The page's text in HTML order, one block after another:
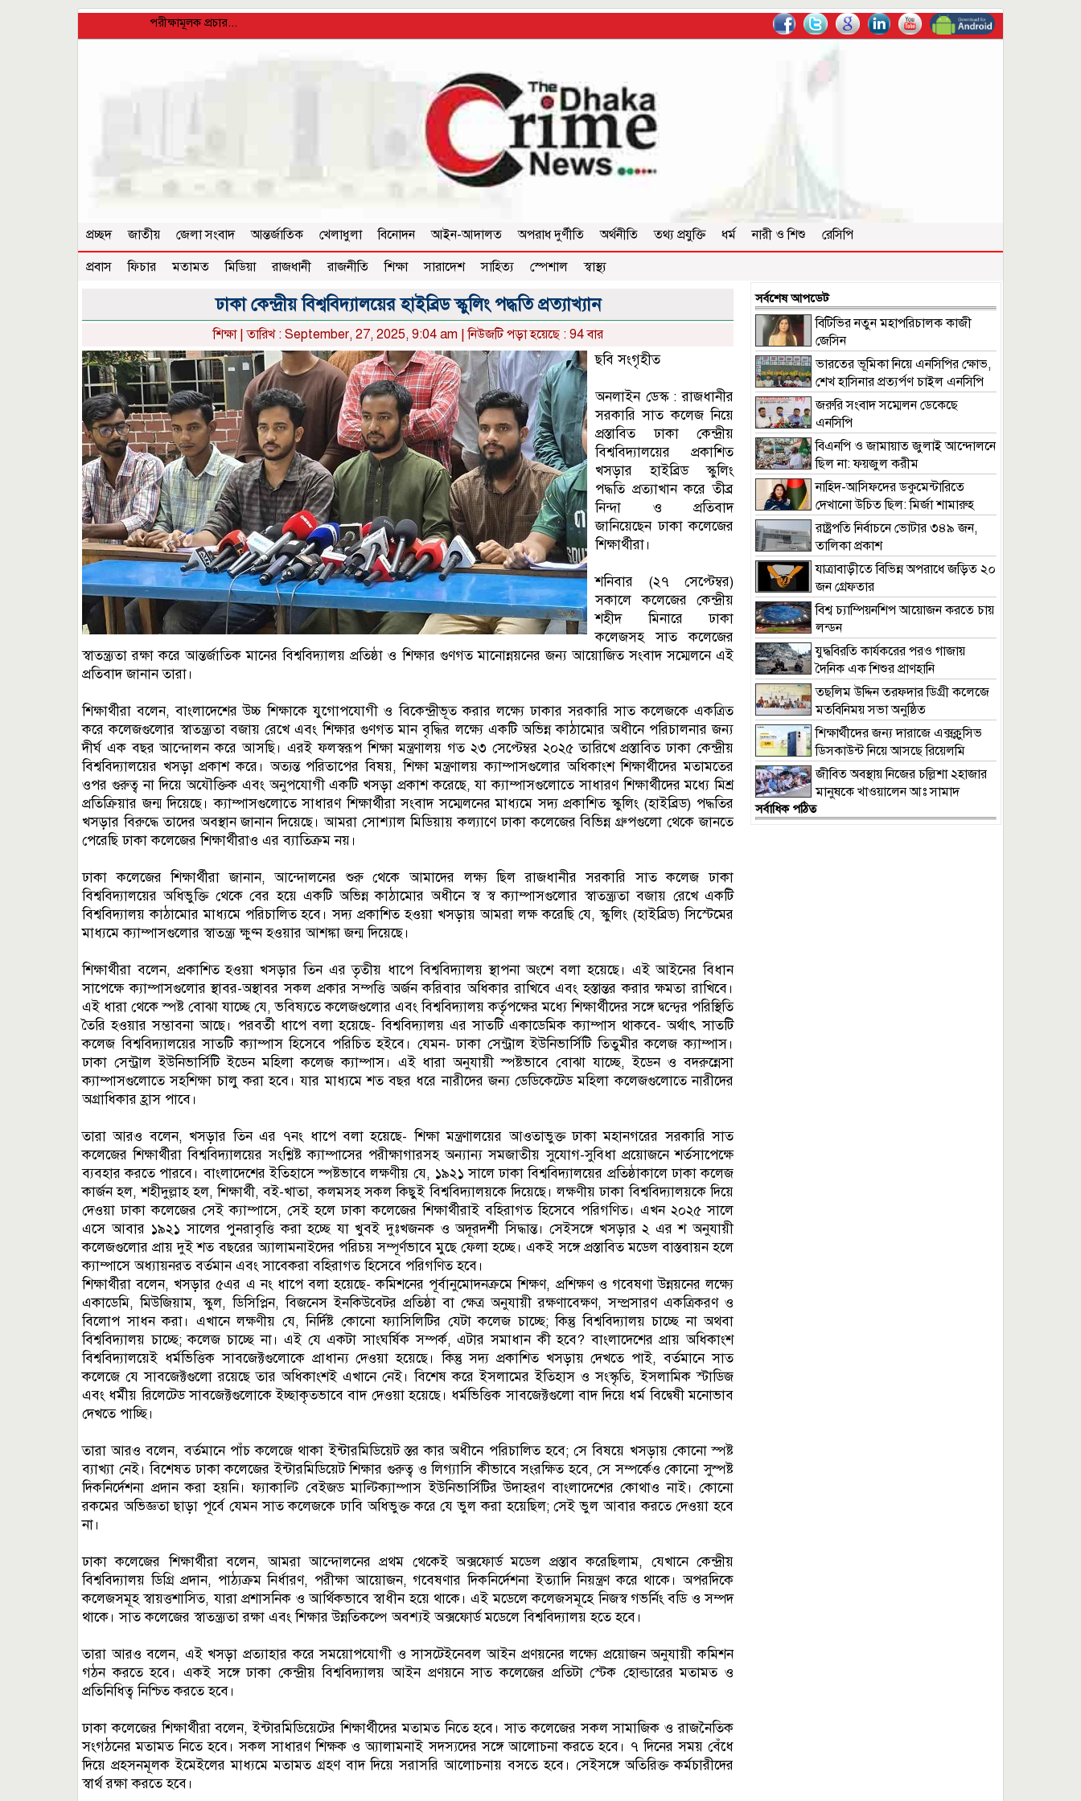
পরীক্ষামূলক প্রচার...
প্রচ্ছদ জাতীয় জেলা সংবাদ আন্তর্জাতিক খেলাধুলা বিনোদন আইন-আদালত অপরাধ দুর্ণীতি অর্থনীতি তথ্য প্রযুক্তি ধর্ম নারী ও শিশু
রেসিপি
প্রবাস
ফিচার মতামত মিডিয়া রাজধানী রাজনীতি শিক্ষা সারাদেশ সাহিত্য স্পেশাল স্বাস্থ্য
ঢাকা কেন্দ্রীয় বিশ্ববিদ্যালয়ের হাইব্রিড স্কুলিং পদ্ধতি প্রত্যাখ্যান
শিক্ষা| তারিখ : September, 27, 2025, 9:04 am | নিউজটি পড়া হয়েছে : 94 বার
ছবি সংগৃহীত
অনলাইন ডেস্ক : রাজধানীর
সরকারি সাত কলেজ নিয়ে
প্রস্তাবিত ঢাকা কেন্দ্রীয়
বিশ্ববিদ্যালয়ের প্রকাশিত
খসড়ার হাইব্রিড স্কুলিং
পদ্ধতি প্রত্যাখান করে তীব্র
নিন্দা ও প্রতিবাদ
জানিয়েছেন ঢাকা কলেজের
শিক্ষার্থীরা।
শনিবার (২৭ সেপ্টেম্বর)
সকালে কলেজের কেন্দ্রীয়
শহীদ মিনারে ঢাকা
কলেজসহ সাত কলেজের
স্বাতন্ত্র্যতা রক্ষা করে আন্তর্জাতিক মানের বিশ্ববিদ্যালয় প্রতিষ্ঠা ও শিক্ষার গুণগত মানোন্নয়নের জন্য আয়োজিত সংবাদ সম্মেলনে এই
প্রতিবাদ জানান তারা।
শিক্ষার্থীরা বলেন, বাংলাদেশের উচ্চ শিক্ষাকে যুগোপযোগী ও বিকেন্দ্রীভূত করার লক্ষ্যে ঢাকার সরকারি সাত কলেজকে একত্রিত
করে কলেজগুলোর স্বাতন্ত্র্যতা বজায় রেখে এবং শিক্ষার গুণগত মান বৃদ্ধির লক্ষ্যে একটি অভিন্ন কাঠামোর অধীনে পরিচালনার জন্য
দীর্ঘ এক বছর আন্দোলন করে আসছি। এরই ফলস্বরূপ শিক্ষা মন্ত্রণালয় গত ২৩ সেপ্টেম্বর ২০২৫ তারিখে প্রস্তাবিত ঢাকা কেন্দ্রীয়
বিশ্ববিদ্যালয়ের খসড়া প্রকাশ করে। অত্যন্ত পরিতাপের বিষয়, শিক্ষা মন্ত্রণালয় ক্যাম্পাসগুলোর অধিকাংশ শিক্ষার্থীদের মতামতের
ওপর গুরুত্ব না দিয়ে অযৌক্তিক এবং অনুপযোগী একটি খসড়া প্রকাশ করেছে, যা ক্যাম্পাসগুলোতে সাধারণ শিক্ষার্থীদের মধ্যে মিশ্র
প্রতিক্রিয়ার জন্ম দিয়েছে। ক্যাম্পাসগুলোতে সাধারণ শিক্ষার্থীরা সংবাদ সম্মেলনের মাধ্যমে সদ্য প্রকাশিত স্কুলিং (হাইব্রিড) পদ্ধতির
খসড়ার বিরুদ্ধে তাদের অবস্থান জানান দিয়েছে। আমরা সোশ্যাল মিডিয়ায় কল্যাণে ঢাকা কলেজের বিভিন্ন গ্রুপগুলো থেকে জানতে
পেরেছি ঢাকা কলেজের শিক্ষার্থীরাও এর ব্যাতিক্রম নয়।
ঢাকা কলেজের শিক্ষার্থীরা জানান, আন্দোলনের শুরু থেকে আমাদের লক্ষ্য ছিল রাজধানীর সরকারি সাত কলেজ ঢাকা
বিশ্ববিদ্যালয়ের অধিভুক্তি থেকে বের হয়ে একটি অভিন্ন কাঠামোর অধীনে স্ব স্ব ক্যাম্পাসগুলোর স্বাতন্ত্র্যতা বজায় রেখে একটি
বিশ্ববিদ্যালয় কাঠামোর মাধ্যমে পরিচালিত হবে। সদ্য প্রকাশিত হওয়া খসড়ায় আমরা লক্ষ করেছি যে, স্কুলিং (হাইব্রিড) সিস্টেমের
মাধ্যমে ক্যাম্পাসগুলোর স্বাতন্ত্র্য ক্ষুণ্ন হওয়ার আশঙ্কা জন্ম দিয়েছে।
শিক্ষার্থীরা বলেন, প্রকাশিত হওয়া খসড়ার তিন এর তৃতীয় ধাপে বিশ্ববিদ্যালয় স্থাপনা অংশে বলা হয়েছে। এই আইনের বিধান
সাপেক্ষে ক্যাম্পাসগুলোর স্থাবর-অস্থাবর সকল প্রকার সম্পত্তি অর্জন করিবার অধিকার রাখিবে এবং হস্তান্তর করার ক্ষমতা রাখিবে।
এই ধারা থেকে স্পষ্ট বোঝা যাচ্ছে যে, ভবিষ্যতে কলেজগুলোর এবং বিশ্ববিদ্যালয় কর্তৃপক্ষের মধ্যে শিক্ষার্থীদের সঙ্গে দ্বন্দ্বের পরিস্থিতি
তৈরি হওয়ার সম্ভাবনা আছে। পরবর্তী ধাপে বলা হয়েছে- বিশ্ববিদ্যালয় এর সাতটি একাডেমিক ক্যাম্পাস থাকবে- অর্থাৎ সাতটি
কলেজ বিশ্ববিদ্যালয়ের সাতটি ক্যাম্পাস হিসেবে পরিচিত হইবে। যেমন- ঢাকা সেন্ট্রাল ইউনিভার্সিটি তিতুমীর কলেজ ক্যাম্পাস।
ঢাকা সেন্ট্রাল ইউনিভার্সিটি ইডেন মহিলা কলেজ ক্যাম্পাস। এই ধারা অনুযায়ী স্পষ্টভাবে বোঝা যাচ্ছে, ইডেন ও বদরুন্নেসা
ক্যাম্পাসগুলোতে সহশিক্ষা চালু করা হবে। যার মাধ্যমে শত বছর ধরে নারীদের জন্য ডেডিকেটেড মহিলা কলেজগুলোতে নারীদের
অগ্রাধিকার হ্রাস পাবে।
তারা আরও বলেন, খসড়ার তিন এর ৭নং ধাপে বলা হয়েছে- শিক্ষা মন্ত্রণালয়ের আওতাভুক্ত ঢাকা মহানগরের সরকারি সাত
কলেজের শিক্ষার্থীরা বিশ্ববিদ্যালয়ের সংশ্লিষ্ট ক্যাম্পাসের পরীক্ষাগারসহ অন্যান্য সমজাতীয় সুযোগ-সুবিধা প্রয়োজনে শর্তসাপেক্ষে
ব্যবহার করতে পারবে। বাংলাদেশের ইতিহাসে স্পষ্টভাবে লক্ষণীয় যে, ১৯২১ সালে ঢাকা বিশ্ববিদ্যালয়ের প্রতিষ্ঠাকালে ঢাকা কলেজ
কার্জন হল, শহীদুল্লাহ হল, শিক্ষার্থী, বই-খাতা, কলমসহ সকল কিছুই বিশ্ববিদ্যালয়কে দিয়েছে। লক্ষণীয় ঢাকা বিশ্ববিদ্যালয়কে দিয়ে
দেওয়া ঢাকা কলেজের সেই ক্যাম্পাসে, সেই হলে ঢাকা কলেজের শিক্ষার্থীরাই বহিরাগত হিসেবে পরিগণিত। এখন ২০২৫ সালে
এসে আবার ১৯২১ সালের পুনরাবৃত্তি করা হচ্ছে যা খুবই দুঃখজনক ও অদূরদর্শী সিদ্ধান্ত। সেইসঙ্গে খসড়ার ২ এর শ অনুযায়ী
কলেজগুলোর প্রায় দুই শত বছরের অ্যালামনাইদের পরিচয় সম্পূর্ণভাবে মুছে ফেলা হচ্ছে। একই সঙ্গে প্রস্তাবিত মডেল বাস্তবায়ন হলে
ক্যাম্পাসে অধ্যায়নরত বর্তমান এবং সাবেকরা বহিরাগত হিসেবে পরিগণিত হবে।
শিক্ষার্থীরা বলেন, খসড়ার ৫এর এ নং ধাপে বলা হয়েছে- কমিশনের পূর্বানুমোদনক্রমে শিক্ষণ, প্রশিক্ষণ ও গবেষণা উন্নয়নের লক্ষ্যে
একাডেমি, মিউজিয়াম, স্কুল, ডিসিপ্লিন, বিজনেস ইনকিউবেটর প্রতিষ্ঠা বা ক্ষেত্র অনুযায়ী রক্ষণাবেক্ষণ, সম্প্রসারণ একত্রিকরণ ও
বিলোপ সাধন করা। এখানে লক্ষণীয় যে, নির্দিষ্ট কোনো ফ্যাসিলিটির যেটা কলেজ চাচ্ছে; কিন্তু বিশ্ববিদ্যালয় চাচ্ছে না অথবা
বিশ্ববিদ্যালয় চাচ্ছে; কলেজ চাচ্ছে না। এই যে একটা সাংঘর্ষিক সম্পর্ক, এটার সমাধান কী হবে? বাংলাদেশের প্রায় অধিকাংশ
বিশ্ববিদ্যালয়েই ধর্মভিত্তিক সাবজেক্টগুলোকে প্রাধান্য দেওয়া হয়েছে। কিন্তু সদ্য প্রকাশিত খসড়ায় দেখতে পাই, বর্তমানে সাত
কলেজে যে সাবজেক্টগুলো রয়েছে তার অধিকাংশই এখানে নেই। বিশেষ করে ইসলামের ইতিহাস ও সংস্কৃতি, ইসলামিক স্টাডিজ
এবং ধর্মীয় রিলেটেড সাবজেক্টগুলোকে ইচ্ছাকৃতভাবে বাদ দেওয়া হয়েছে। ধর্মভিত্তিক সাবজেক্টগুলো বাদ দিয়ে ধর্ম বিদ্বেষী মনোভাব
দেখতে পাচ্ছি।
তারা আরও বলেন, বর্তমানে পাঁচ কলেজে থাকা ইন্টারমিডিয়েট স্তর কার অধীনে পরিচালিত হবে; সে বিষয়ে খসড়ায় কোনো স্পষ্ট
ব্যাখ্যা নেই। বিশেষত ঢাকা কলেজের ইন্টারমিডিয়েট শিক্ষার গুরুত্ব ও লিগ্যাসি কীভাবে সংরক্ষিত হবে, সে সম্পর্কেও কোনো সুস্পষ্ট
দিকনির্দেশনা প্রদান করা হয়নি। ফ্যাকাল্টি বেইজড মাল্টিক্যাম্পাস ইউনিভার্সিটির উদাহরণ বাংলাদেশের কোথাও নাই। কোনো
রকমের অভিজ্ঞতা ছাড়া পূর্বে যেমন সাত কলেজকে ঢাবি অধিভুক্ত করে যে ভুল করা হয়েছিল; সেই ভুল আবার করতে দেওয়া হবে
না।
ঢাকা কলেজের শিক্ষার্থীরা বলেন, আমরা আন্দোলনের প্রথম থেকেই অক্সফোর্ড মডেল প্রস্তাব করেছিলাম, যেখানে কেন্দ্রীয়
বিশ্ববিদ্যালয় ডিগ্রি প্রদান, পাঠ্যক্রম নির্ধারণ, পরীক্ষা আয়োজন, গবেষণার দিকনির্দেশনা ইত্যাদি নিয়ন্ত্রণ করে থাকে। অপরদিকে
কলেজসমূহ স্বায়ত্তশাসিত, যারা প্রশাসনিক ও আর্থিকভাবে স্বাধীন হয়ে থাকে। এই মডেলে কলেজসমূহে নিজস্ব গভর্নিং বডি ও সম্পদ
থাকে। সাত কলেজের স্বাতন্ত্র্যতা রক্ষা এবং শিক্ষার উন্নতিকল্পে অবশ্যই অক্সফোর্ড মডেলে বিশ্ববিদ্যালয় হতে হবে।
তারা আরও বলেন, এই খসড়া প্রত্যাহার করে সময়োপযোগী ও সাসটেইনেবল আইন প্রণয়নের লক্ষ্যে প্রয়োজন অনুযায়ী কমিশন
গঠন করতে হবে। একই সঙ্গে ঢাকা কেন্দ্রীয় বিশ্ববিদ্যালয় আইন প্রণয়নে সাত কলেজের প্রতিটা স্টেক হোল্ডারের মতামত ও
প্রতিনিধিত্ব নিশ্চিত করতে হবে।
ঢাকা কলেজের শিক্ষার্থীরা বলেন, ইন্টারমিডিয়েটের শিক্ষার্থীদের মতামত নিতে হবে। সাত কলেজের সকল সামাজিক ও রাজনৈতিক
সংগঠনের মতামত নিতে হবে। সকল সাধারণ শিক্ষক ও অ্যালামনাই সদস্যদের সঙ্গে আলোচনা করতে হবে। ৭ দিনের সময় বেঁধে
দিয়ে প্রহসনমূলক ইমেইলের মাধ্যমে মতামত গ্রহণ বাদ দিয়ে সরাসরি আলোচনায় বসতে হবে। সেইসঙ্গে অতিরিক্ত কর্মচারীদের
স্বার্থ রক্ষা করতে হবে।
সর্বশেষ আপডেট
বিটিভির নতুন মহাপরিচালক কাজী
জেসিন
ভারতের ভূমিকা নিয়ে এনসিপির ক্ষোভ,
শেখ হাসিনার প্রত্যর্পণ চাইল এনসিপি
জরুরি সংবাদ সম্মেলন ডেকেছে
এনসিপি
বিএনপি ও জামায়াত জুলাই আন্দোলনে
ছিল না: ফয়জুল করীম
নাহিদ-আসিফদের ডকুমেন্টারিতে
দেখানো উচিত ছিল: মির্জা শামারুহ
রাষ্ট্রপতি নির্বাচনে ভোটার ৩৪৯ জন,
তালিকা প্রকাশ
যাত্রাবাড়ীতে বিভিন্ন অপরাধে জড়িত ২০
জন গ্রেফতার
বিশ্ব চ্যাম্পিয়নশিপ আয়োজন করতে চায়
লন্ডন
যুদ্ধবিরতি কার্যকরের পরও গাজায়
দৈনিক এক শিশুর প্রাণহানি
তছলিম উদ্দিন তরফদার ডিগ্রী কলেজে
মতবিনিময় সভা অনুষ্ঠিত
শিক্ষার্থীদের জন্য দারাজে এক্সক্লুসিভ
ডিসকাউন্ট নিয়ে আসছে রিয়েলমি
সি১০০এক্স জীবিত অবস্থায় নিজের চল্লিশা ২হাজার
মানুষকে খাওয়ালেন আঃ সামাদ
সর্বাধিক পঠিত